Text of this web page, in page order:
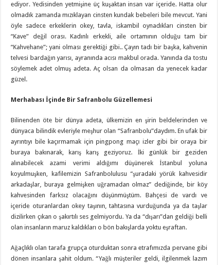
ediyor. Yedisinden yetmişine üç kuşaktan insan var içeride. Hatta olur
olmadık zamanda mızıklayan cinsten kundak bebeleri bile mevcut. Yani
öyle sadece erkeklerin okey, tavla, iskambil oynadıkları cinsten bir
“Kave” değil orası. Kadınlı erkekli, aile ortamının olduğu tam bir
“Kahvehane”; yani olması gerektiği gibi.. Çayın tadı bir başka, kahvenin
telvesi bardağın yarısı, ayranında acısı makbul orada. Yanında da tostu
söylemek adet olmuş adeta. Aç olsan da olmasan da yenecek kadar
güzel.
Merhabası İçinde Bir Safranbolu Güzellemesi
Bilinenden öte bir dünya adeta, ülkemizin en şirin beldelerinden ve
dünyaca bilindik evleriyle meşhur olan “Safranbolu”daydım. En ufak bir
ayrıntıyı bile kaçırmamak için pingpong maçı izler gibi bir oraya bir
buraya bakınarak, karış karış geziyoruz. İki günlük bir geziden
alınabilecek azami verimi aldığımı düşünerek İstanbul yoluna
koyulmuşken, kafilemizin Safranbolulusu “şuradaki yörük kahvesidir
arkadaşlar, buraya gelmişken uğramadan olmaz” dediğinde, bir köy
kahvesinden farksız olacağını düşünmüştüm. Bahçesi de vardı ve
içeride oturanlardan okey taşının, tahtasına vurduğunda ya da taşlar
dizilirken çıkan o şakırtılı ses gelmiyordu. Ya da “dışarı”dan geldiği belli
olan insanların maruz kaldıkları o bön bakışlarda yoktu eşraftan.
Ağaçlıklı olan tarafa grupça oturduktan sonra etrafımızda pervane gibi
dönen insanlara şahit oldum. “Yağlı müşteriler geldi, ilgilenmek lazım